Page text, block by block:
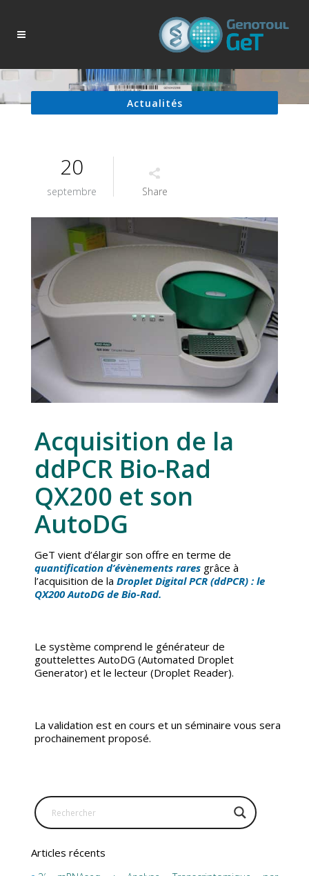
Actualités
20
septembre Share
Acquisition de la
ddPCR Bio-Rad
QX200 et son
AutoDG
GeT vient d’élargir son offre en terme de
quantification d’évènements raresgrâce à
l’acquisition de la Droplet Digital PCR (ddPCR) : le
QX200 AutoDG de Bio-Rad.
Le système comprend le générateur de
gouttelettes AutoDG (Automated Droplet
Generator) et le lecteur (Droplet Reader).
La validation est en cours et un séminaire vous sera
prochainement proposé.
Articles récents